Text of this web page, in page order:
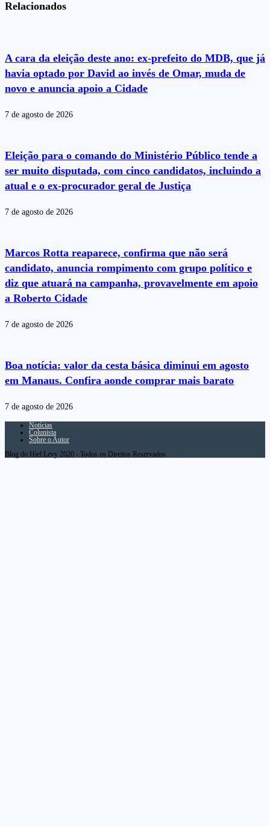
Relacionados
A cara da eleição deste ano: ex-prefeito do MDB, que já
havia optado por David ao invés de Omar, muda de
novo e anuncia apoio a Cidade
7 de agosto de 2026
Eleição para o comando do Ministério Público tende a
ser muito disputada, com cinco candidatos, incluindo a
atual e o ex-procurador geral de Justiça
7 de agosto de 2026
Marcos Rotta reaparece, confirma que não será
candidato, anuncia rompimento com grupo político e
diz que atuará na campanha, provavelmente em apoio
a Roberto Cidade
7 de agosto de 2026
Boa notícia: valor da cesta básica diminui em agosto
em Manaus. Confira aonde comprar mais barato
7 de agosto de 2026
Notícias
Colunista
Sobre o Autor
Blog do Hiel Levy 2020 - Todos os Direitos Reservados